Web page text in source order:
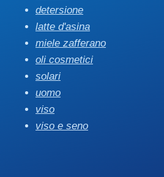
detersione
latte d'asina
miele zafferano
oli cosmetici
solari
uomo
viso
viso e seno